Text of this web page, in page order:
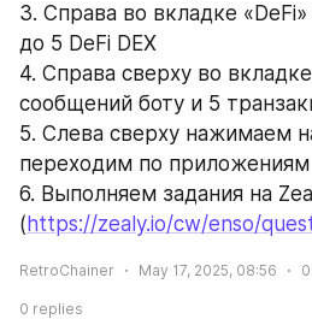
3. Справа во вкладке
до 5 DeFi DEX
4. Справа сверху во
сообщений боту и 5
5. Слева сверху нажимаем
переходим по приложениям
6. Выполняем задания на
( https://zealy.io/cw/enso/
RetroChainer May 17, 2025, 08:56 0
0 replies